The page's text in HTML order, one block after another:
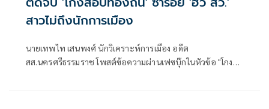
สาวไม่ถึงนักการเมือง
นายเทพไท เสนพงศ์ นักวิเคราะห์การเมือง อดีต
สส.นครศรีธรรมราช โพสต์ข้อความผ่านเฟซบุ๊กในหัวข้อ "โกง